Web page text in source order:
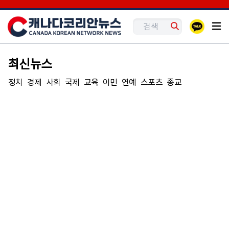
최신뉴스
정치 경제 사회 국제 교육 이민 연예 스포츠 종교